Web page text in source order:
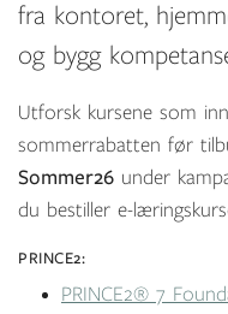
fra kontoret,
og bygg
Utforsk kursene som
sommerrabatten før
Sommer26 under
du bestiller e-
PRINCE2:
PRINCE2® 7